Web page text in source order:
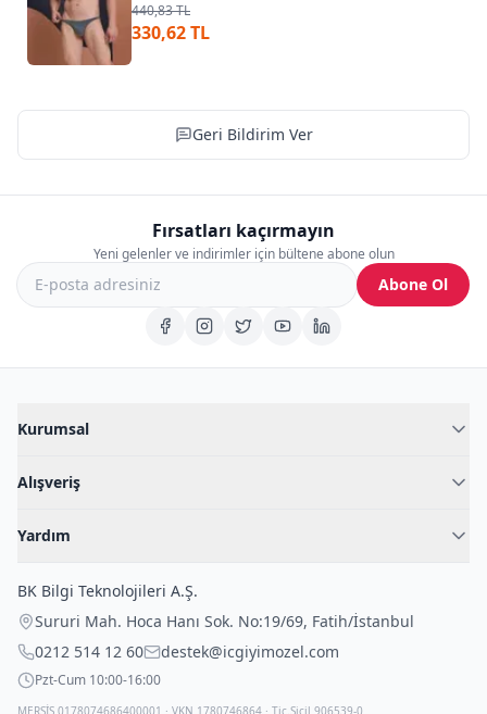
440,83 TL
330,62 TL
Geri Bildirim Ver
Fırsatları kaçırmayın
Yeni gelenler ve indirimler için bültene abone olun
Abone Ol
Kurumsal
Blog
İç Giyim Rehberi
Alışveriş
Fantazi İç Giyim
Çocuk İç Giyim
Outlet Fırsatları
Yardım
İade Politikası
Gizli Paketleme
BK Bilgi Teknolojileri A.Ş.
Sururi Mah. Hoca Hanı Sok. No:19/69, Fatih/İstanbul
0212 514 12 60
destek@icgiyimozel.com
Pzt-Cum 10:00-16:00
MERSİS 0178074686400001 · VKN 1780746864 · Tic.Sicil 906539-0